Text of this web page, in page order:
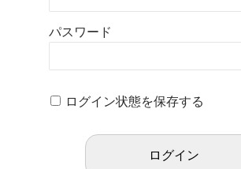
パスワード
ログイン状態を保存する